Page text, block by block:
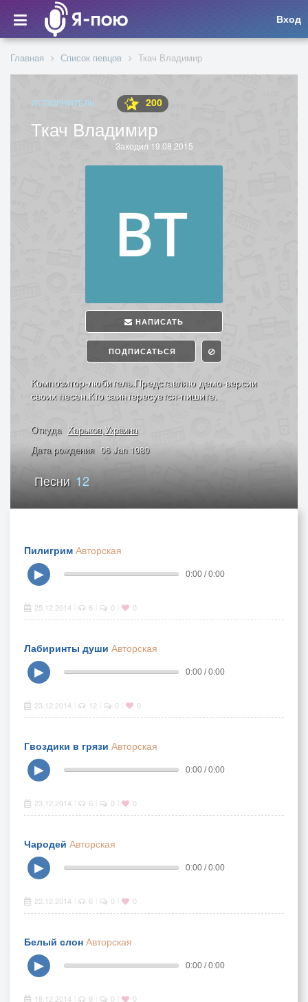
Вход
Главная Список певцов Ткач Владимир
ИСПОЛНИТЕЛЬ 200
Ткач Владимир
Заходил 19.08.2015
НАПИСАТЬ
ПОДПИСАТЬСЯ
Композитор-любитель.Представляю демо-версии
своих песен.Кто заинтересуется-пишите.
Откуда Харьков,Украина
Дата рождения 06 Jan 1980
Песни 12
Пилигрим Авторская
▶
0:00 / 0:00
25.12.2014 6 0 0
Лабиринты души Авторская
▶
0:00 / 0:00
23.12.2014 12 0 0
Гвоздики в грязи Авторская
▶
0:00 / 0:00
23.12.2014 6 0 0
Чародей Авторская
▶
0:00 / 0:00
22.12.2014 6 0 0
Белый слон Авторская
▶
0:00 / 0:00
18.12.2014 8 0 0